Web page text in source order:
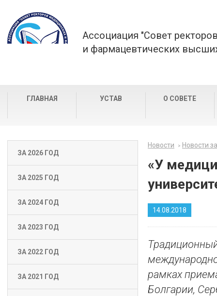
Ассоциация "Совет
и фармацевтических
ГЛАВНАЯ УСТАВ О СОВЕТЕ
ЗА 2026 ГОД
ЗА 2025 ГОД
ЗА 2024 ГОД
ЗА 2023 ГОД
ЗА 2022 ГОД
ЗА 2021 ГОД
Новости Новости
«У
14.08.2018
рамках
Болгарии,